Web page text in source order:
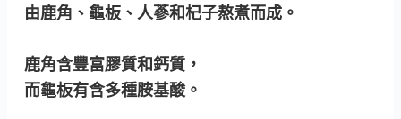
由鹿角、龜板、人蔘和杞子熬煮而成。
鹿角含豐富膠質和鈣質，
而龜板有含多種胺基酸。